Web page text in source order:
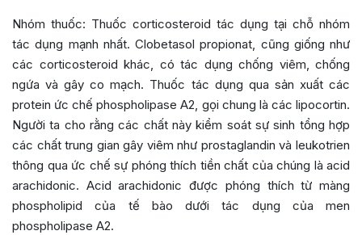
Nhóm thuốc: Thuốc corticosteroid tác dụng tại chỗ nhóm
tác dụng mạnh nhất. Clobetasol propionat, cũng giống như
các corticosteroid khác, có tác dụng chống viêm, chống
ngứa và gây co mạch. Thuốc tác dụng qua sản xuất các
protein ức chế phospholipase A2, gọi chung là các lipocortin.
Người ta cho rằng các chất này kiểm soát sự sinh tổng hợp
các chất trung gian gây viêm như prostaglandin và leukotrien
thông qua ức chế sự phóng thích tiền chất của chúng là acid
arachidonic. Acid arachidonic được phóng thích từ màng
phospholipid của tế bào dưới tác dụng của men
phospholipase A2.